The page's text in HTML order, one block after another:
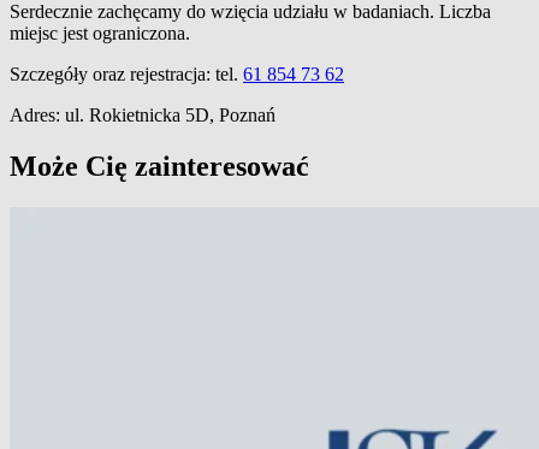
Serdecznie zachęcamy do wzięcia udziału w badaniach. Liczba
miejsc jest ograniczona.
Szczegóły oraz rejestracja: tel. 61 854 73 62
Adres: ul. Rokietnicka 5D, Poznań
Może Cię zainteresować